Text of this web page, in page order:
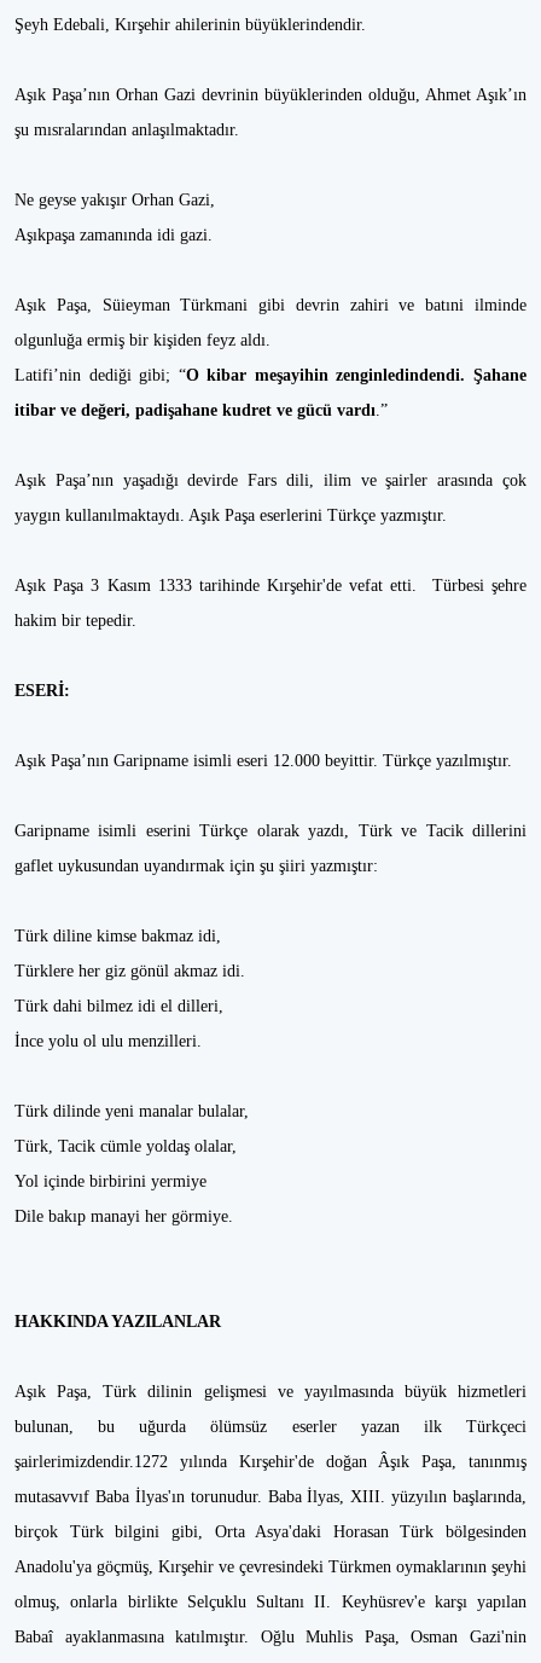
Şeyh Edebali, Kırşehir ahilerinin büyüklerindendir.
Aşık Paşa’nın Orhan Gazi devrinin büyüklerinden olduğu, Ahmet Aşık’ın
şu mısralarından anlaşılmaktadır.
Ne geyse yakışır Orhan Gazi,
Aşıkpaşa zamanında idi gazi.
Aşık Paşa, Süieyman Türkmani gibi devrin zahiri ve batıni ilminde
olgunluğa ermiş bir kişiden feyz aldı.
Latifi’nin dediği gibi; “O kibar meşayihin zenginledindendi. Şahane
itibar ve değeri, padişahane kudret ve gücü vardı.”
Aşık Paşa’nın yaşadığı devirde Fars dili, ilim ve şairler arasında çok
yaygın kullanılmaktaydı. Aşık Paşa eserlerini Türkçe yazmıştır.
Aşık Paşa 3 Kasım 1333 tarihinde Kırşehir'de vefat etti. Türbesi şehre
hakim bir tepedir.
ESERİ:
Aşık Paşa’nın Garipname isimli eseri 12.000 beyittir. Türkçe yazılmıştır.
Garipname isimli eserini Türkçe olarak yazdı, Türk ve Tacik dillerini
gaflet uykusundan uyandırmak için şu şiiri yazmıştır:
Türk diline kimse bakmaz idi,
Türklere her giz gönül akmaz idi.
Türk dahi bilmez idi el dilleri,
İnce yolu ol ulu menzilleri.
Türk dilinde yeni manalar bulalar,
Türk, Tacik cümle yoldaş olalar,
Yol içinde birbirini yermiye
Dile bakıp manayi her görmiye.
HAKKINDA YAZILANLAR
Aşık Paşa, Türk dilinin gelişmesi ve yayılmasında büyük hizmetleri
bulunan, bu uğurda ölümsüz eserler yazan ilk Türkçeci
şairlerimizdendir.1272 yılında Kırşehir'de doğan Âşık Paşa, tanınmış
mutasavvıf Baba İlyas'ın torunudur. Baba İlyas, XIII. yüzyılın başlarında,
birçok Türk bilgini gibi, Orta Asya'daki Horasan Türk bölgesinden
Anadolu'ya göçmüş, Kırşehir ve çevresindeki Türkmen oymaklarının şeyhi
olmuş, onlarla birlikte Selçuklu Sultanı II. Keyhüsrev'e karşı yapılan
Babaî ayaklanmasına katılmıştır. Oğlu Muhlis Paşa, Osman Gazi'nin